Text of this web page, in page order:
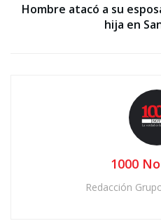
Hombre atacó a su
hija en
1000
Redacción